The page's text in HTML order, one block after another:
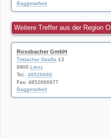
Baggerarbeit
Weitere Treffer aus der Region
Rossbacher GmbH
Tristacher Straße 13
9900 Lienz
Tel.: 48526669
Fax: 4852666977
Baggerarbeit